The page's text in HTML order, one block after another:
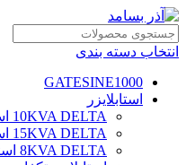
انتخاب دسته بندی
GATESINE1000
استابلایزر
10KVA DELTA استابلایزر
15KVA DELTA استابلایزر
8KVA DELTA استابلایزر